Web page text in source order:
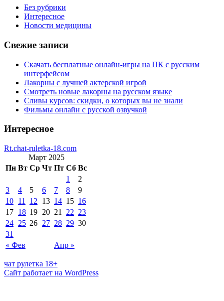
Без рубрики
Интересное
Новости медицины
Свежие записи
Скачать бесплатные онлайн-игры на ПК с русским
интерфейсом
Лакорны с лучшей актерской игрой
Смотреть новые лакорны на русском языке
Сливы курсов: скидки, о которых вы не знали
Фильмы онлайн с русской озвучкой
Интересное
Rt.chat-ruletka-18.com
Март 2025
Пн Вт Ср Чт Пт Сб Вс
« Фев Апр »
1
2
3
4 5 6 7 8
9
10 11 12 13 14 15 16
17 18 19 20 21 22 23
24 25 26 27 28 29 30
31
чат рулетка 18+
Сайт работает на WordPress